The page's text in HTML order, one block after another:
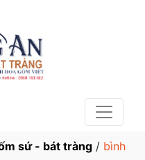
sứ - bát tràng / bình